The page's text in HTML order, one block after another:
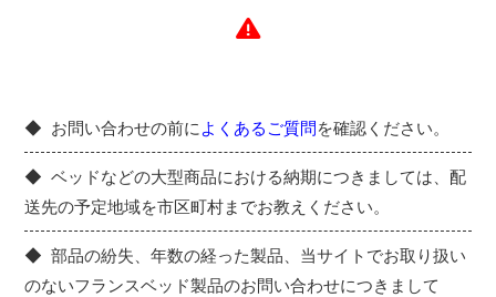
お問い合わせの前に よくあるご質問を確認ください。
ベッドなどの大型商品における納期につきましては、配
送先の予定地域を市区町村までお教えください。
部品の紛失、年数の経った製品、当サイトでお取り扱い
のないフランスベッド製品のお問い合わせにつきまして